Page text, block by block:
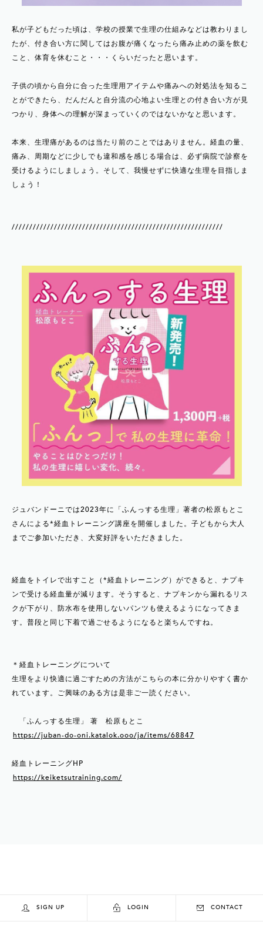
私が子どもだった頃は、学校の授業で生理の仕組みなどは教わりまし
たが、付き合い方に関してはお腹が痛くなったら痛み止めの薬を飲む
こと、体育を休むこと・・・くらいだったと思います。
子供の頃から自分に合った生理用アイテムや痛みへの対処法を知るこ
とができたら、だんだんと自分流の心地よい生理との付き合い方が見
つかり、身体への理解が深まっていくのではないかなと思います。
本来、生理痛があるのは当たり前のことではありません。経血の量、
痛み、周期などに少しでも違和感を感じる場合は、必ず病院で診察を
受けるようにしましょう。そして、我慢せずに快適な生理を目指しま
しょう！
////////////////////////////////////////////////////////////
ジュバンドーニでは2023年に「ふんっする生理」著者の松原もとこ
さんによる*経血トレーニング講座を開催しました。子どもから大人
までご参加いただき、大変好評をいただきました。
経血をトイレで出すこと（*経血トレーニング）ができると、ナプキ
ンで受ける経血量が減ります。そうすると、ナプキンから漏れるリス
クが下がり、防水布を使用しないパンツも使えるようになってきま
す。普段と同じ下着で過ごせるようになると楽ちんですね。
＊経血トレーニングについて
生理をより快適に過ごすための方法がこちらの本に分かりやすく書か
れています。ご興味のある方は是非ご一読ください。
「ふんっする生理」 著 松原もとこ
https://juban-do-oni.katalok.ooo/ja/items/68847
経血トレーニングHP
https://keiketsutraining.com/
SIGN UP LOGIN CONTACT